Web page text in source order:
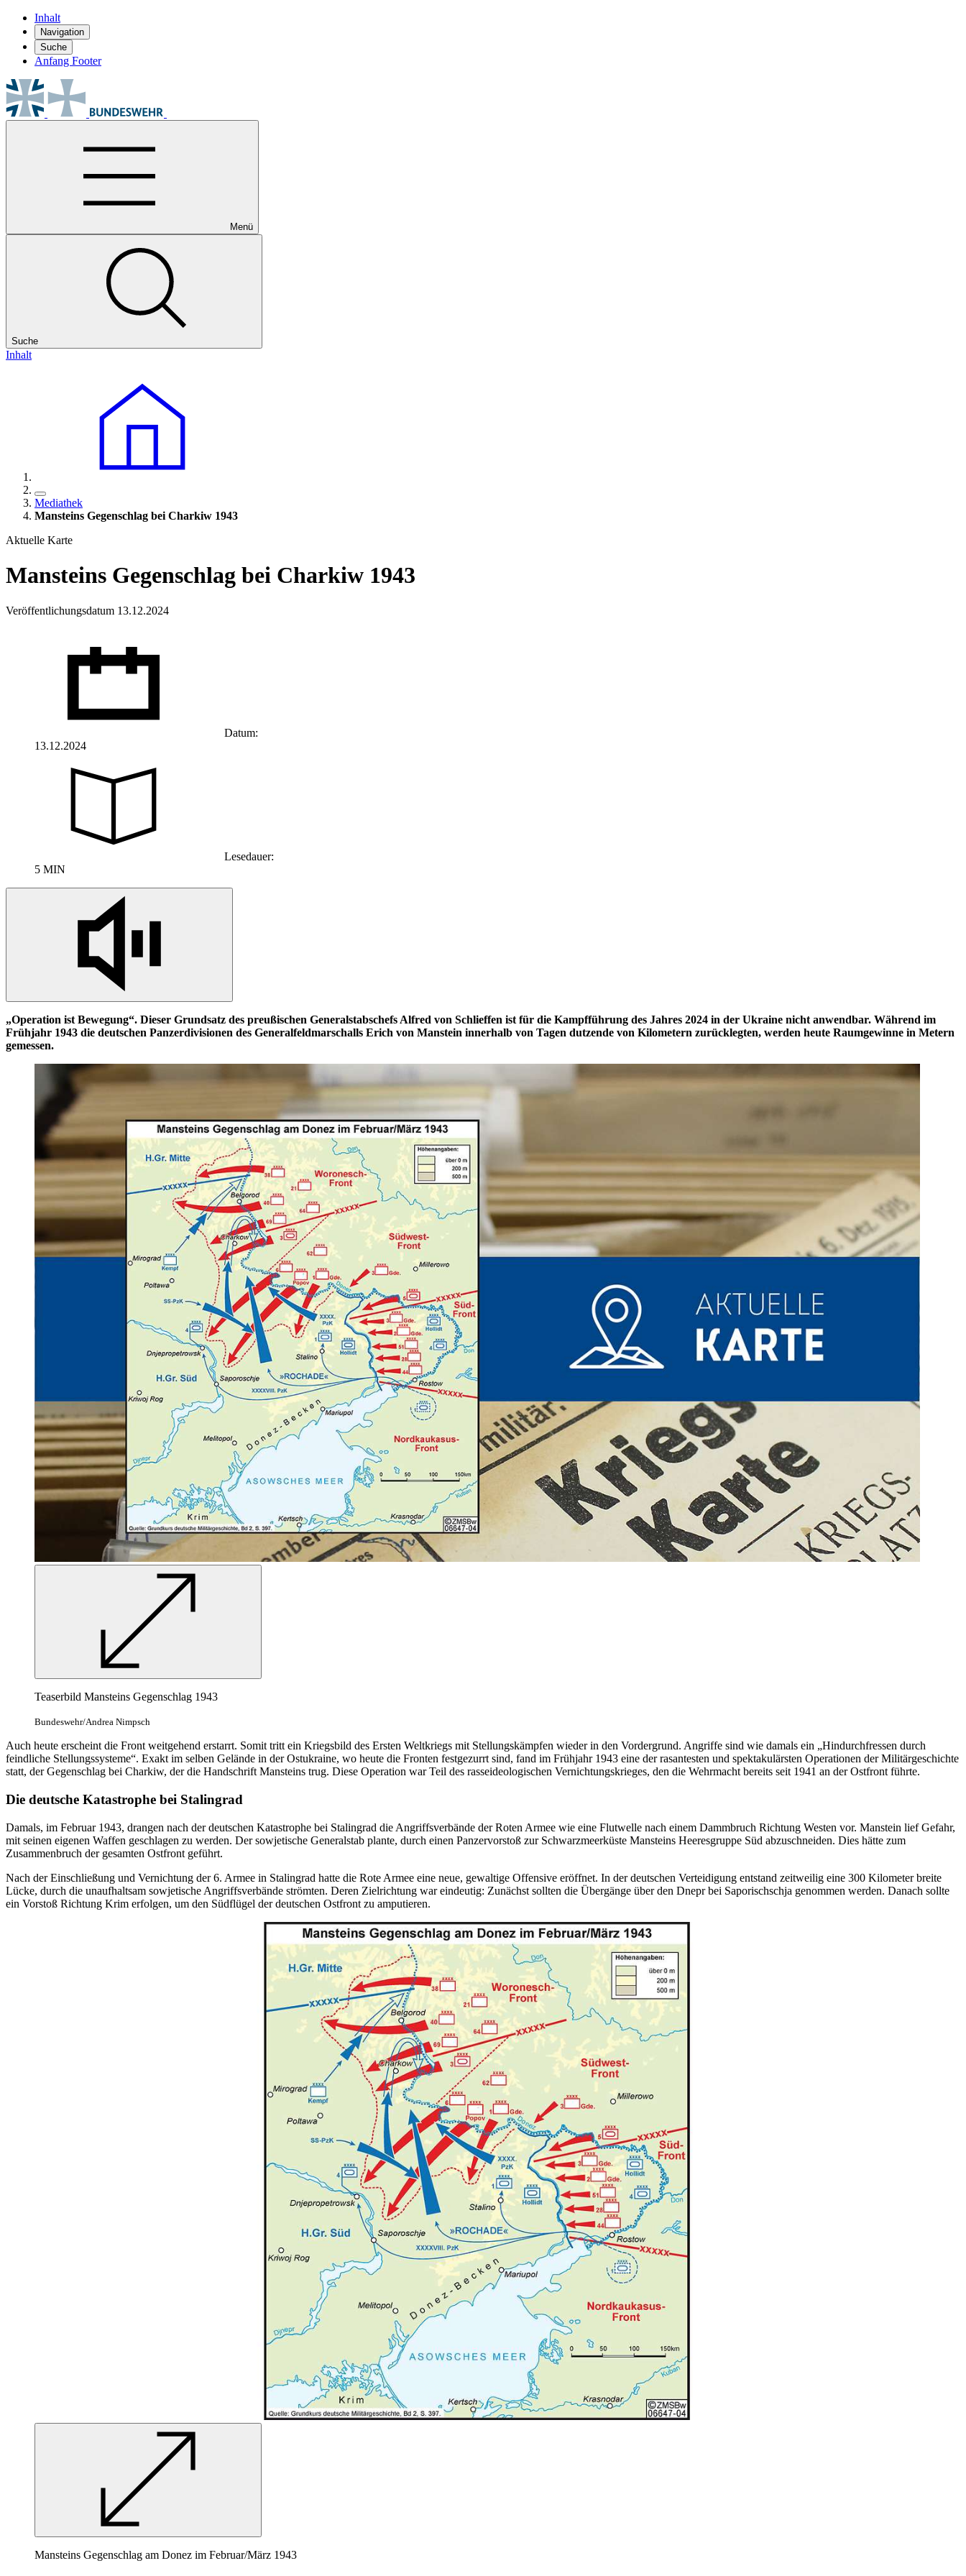
Inhalt
Navigation
Suche
Anfang Footer
Menü
Suche
Inhalt
Mediathek
Mansteins Gegenschlag bei Charkiw 1943
Aktuelle Karte
Mansteins Gegenschlag bei Charkiw 1943
Veröffentlichungsdatum 13.12.2024
Datum:
13.12.2024
Lesedauer:
5 MIN
„Operation ist Bewegung“. Dieser Grundsatz des preußischen Generalstabschefs Alfred von Schlieffen ist für die Kampfführung des Jahres 2024 in der Ukraine nicht anwendbar. Während im
Frühjahr 1943 die deutschen Panzerdivisionen des Generalfeldmarschalls Erich von Manstein innerhalb von Tagen dutzende von Kilometern zurücklegten, werden heute Raumgewinne in Metern
gemessen.
Teaserbild Mansteins Gegenschlag 1943
Bundeswehr/Andrea Nimpsch
Auch heute erscheint die Front weitgehend erstarrt. Somit tritt ein Kriegsbild des Ersten Weltkriegs mit Stellungskämpfen wiederin den Vordergrund. Angriffe sind wie damals ein „Hindurchfressen durch
feindliche Stellungssysteme“. Exakt im selben Gelände in der Ostukraine, wo heute die Fronten festgezurrt sind, fand im Frühjahr 1943 eine der rasantesten und spektakulärsten Operationen der Militärgeschichte
statt, der Gegenschlag bei Charkiw, der die Handschrift Mansteins trug. Diese Operation warTeil des rasseideologischen Vernichtungskrieges, den die Wehrmacht bereits seit 1941 an der Ostfront führte.
Die deutsche Katastrophe bei Stalingrad
Damals, im Februar 1943, drangen nach der deutschen Katastrophe bei Stalingrad die Angriffsverbände der Roten Armee wie eine Flutwelle nach einem Dammbruch Richtung Westen vor. Manstein lief Gefahr,
mit seinen eigenen Waffen geschlagen zu werden. Der sowjetische Generalstab plante, durch einen Panzervorstoß zur Schwarzmeerküste Mansteins Heeresgruppe Süd abzuschneiden. Dies hätte zum
Zusammenbruch der gesamten Ostfront geführt.
Nach der Einschließung und Vernichtung der 6. Armee in Stalingrad hatte die Rote Armee eine neue, gewaltige Offensive eröffnet. In der deutschen Verteidigung entstand zeitweilig eine 300 Kilometer breite
Lücke, durch die unaufhaltsam sowjetische Angriffsverbände strömten. Deren Zielrichtung wareindeutig: Zunächst sollten die Übergänge über den Dnepr bei Saporischschja genommen werden. Danach sollte
ein Vorstoß Richtung Krim erfolgen, um den Südflügel der deutschen Ostfront zu amputieren.
Mansteins Gegenschlag am Donez im Februar/März 1943